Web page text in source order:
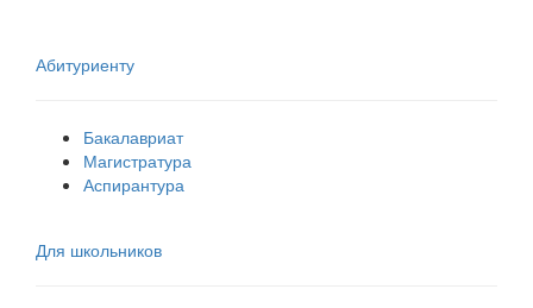
Абитуриенту
Бакалавриат
Магистратура
Аспирантура
Для школьников